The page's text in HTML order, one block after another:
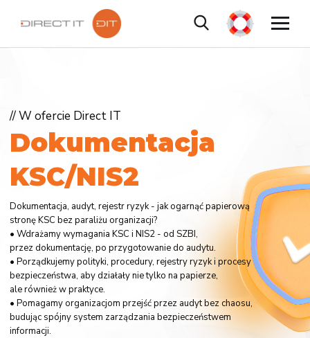
Dokumentacja
KSC/NIS2
Dokumentacja, audyt, rejestr ryzyk - jak ogarnąć papierową
stronę KSC bez paraliżu organizacji?
• Wdrażamy wymagania KSC i NIS2 - od SZBI,
przez dokumentację, po przygotowanie do audytu.
• Porządkujemy polityki, procedury, rejestry ryzyk i procesy
bezpieczeństwa, aby działały nie tylko na papierze,
ale również w praktyce.
• Pomagamy organizacjom przejść przez audyt bez chaosu,
budując spójny system zarządzania bezpieczeństwem
informacji.
// W ofercie Direct IT